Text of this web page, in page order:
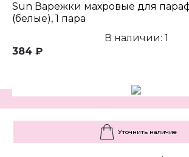
Sun Варежки махровые для
(белые), 1 пара
В наличии: 1
384 ₽
Уточнить наличие